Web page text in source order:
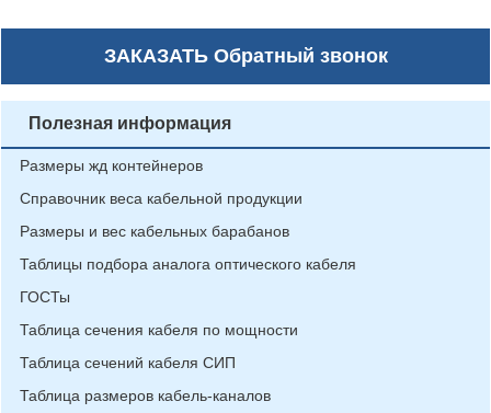
ЗАКАЗАТЬОбратный звонок
Полезная информация
Размеры жд контейнеров
Справочник веса кабельной продукции
Размеры и вес кабельных барабанов
Таблицы подбора аналога оптического кабеля
ГОСТы
Таблица сечения кабеля по мощности
Таблица сечений кабеля СИП
Таблица размеров кабель-каналов